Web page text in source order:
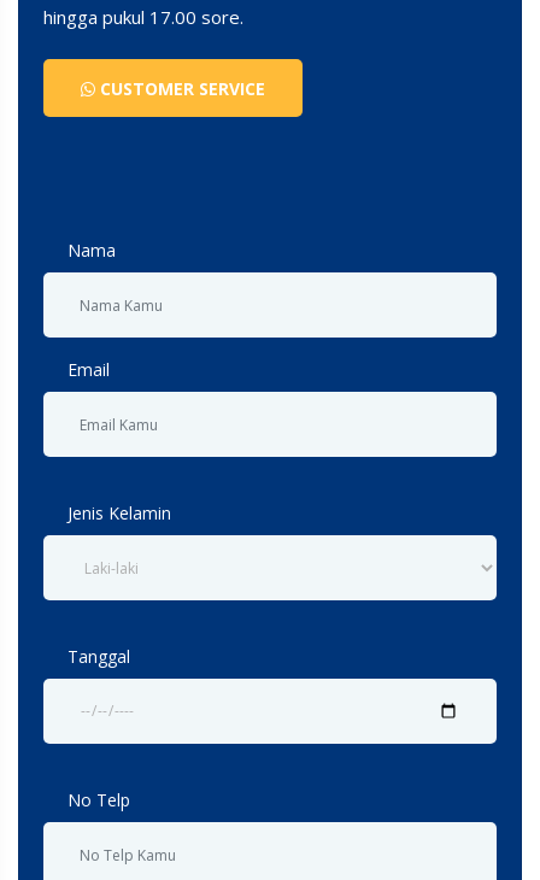
hingga pukul 17.00 sore.
CUSTOMER SERVICE
Nama
Email
Jenis Kelamin
Tanggal
No Telp